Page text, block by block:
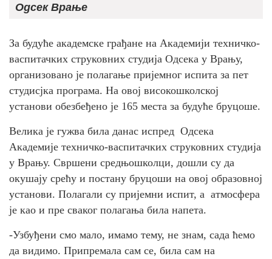
Одсек Врање
За будуће академске грађане на Академији техничко-
васпитачких струковних студија Одсека у Врању,
организовано је полагање пријемног испита за пет
студисјка програма. На овој високошколској
установи обезбеђено је 165 места за будуће бруцоше.
Велика је гужва била данас испред Одсека
Академије техничко-васпитачких струковних студија
у Врању. Свршени средњошколци, дошли су да
окушају срећу и постану бруцоши на овој образовној
установи. Полагали су пријемни испит, а атмосфера
је као и пре сваког полагања била напета.
-Узбуђени смо мало, имамо тему, не знам, сада ћемо
да видимо. Припремала сам се, била сам на